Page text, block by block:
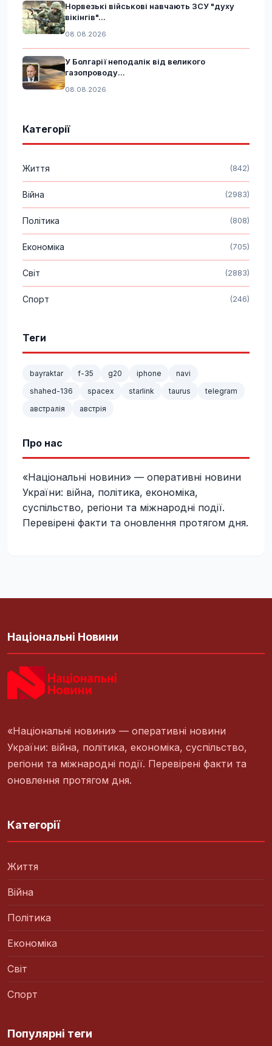
Норвезькі військові навчають ЗСУ "духу
вікінгів"...
08.08.2026
У Болгарії неподалік від великого
газопроводу...
08.08.2026
Категорії
Життя (842)
Війна (2983)
Політика (808)
Економіка (705)
Світ (2883)
Спорт (246)
Теги
bayraktar f-35 g20 iphone
navi
shahed-136
spacex starlink taurus
telegram
австралія
австрія
Про нас
«Національні новини» — оперативні новини
України: війна, політика, економіка,
суспільство, регіони та міжнародні події.
Перевірені факти та оновлення протягом дня.
Національні Новини
«Національні новини» — оперативні новини
України: війна, політика, економіка, суспільство,
регіони та міжнародні події. Перевірені факти та
оновлення протягом дня.
Категорії
Життя
Війна
Політика
Економіка
Світ
Спорт
Популярні теги